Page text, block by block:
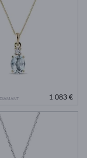
1 083 €